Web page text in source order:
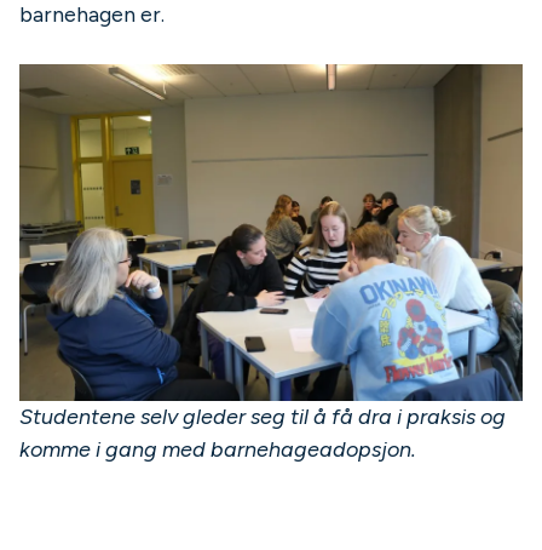
barnehagen er.
Studentene selv gleder seg til å få dra i praksis og
komme i gang med barnehageadopsjon.